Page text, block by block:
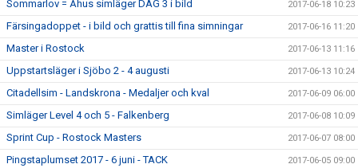
Sommarlov = Åhus simläger DAG 3 i bild 2017-06-18 10:23
Färsingadoppet - i bild och grattis till fina simningar 2017-06-16 11:20
Master i Rostock 2017-06-13 11:16
Uppstartsläger i Sjöbo 2 - 4 augusti 2017-06-13 10:24
Citadellsim - Landskrona - Medaljer och kval 2017-06-09 06:00
Simläger Level 4 och 5 - Falkenberg 2017-06-08 10:09
Sprint Cup - Rostock Masters 2017-06-07 08:00
Pingstaplumset 2017 - 6 juni - TACK 2017-06-05 09:00